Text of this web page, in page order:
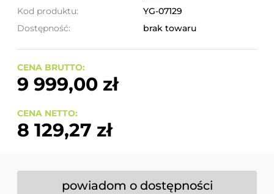
Kod produktu:
YG-07129
Dostępność:
brak towaru
CENA BRUTTO:
9 999,00 zł
CENA NETTO:
8 129,27 zł
powiadom o dostępności